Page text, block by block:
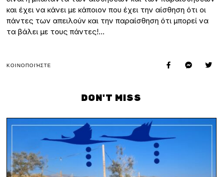
και έχει να κάνει με κάποιον που έχει την αίσθηση ότι οι
πάντες των απειλούν και την παραίσθηση ότι μπορεί να
τα βάλει με τους πάντες!…
ΚΟΙΝΟΠΟΙΉΣΤΕ
DON'T MISS